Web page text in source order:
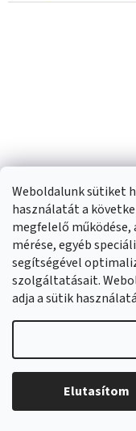
Weboldalunk sütiket
használatát a
megfelelő
mérése, egyéb
segítségével
szolgáltatásait.
adja a sütik
Elutasítom
Rea Neox,
lefolyócsatorna
fényes arany,
G2561
Raktáron (>20 db )
29 500 Ft